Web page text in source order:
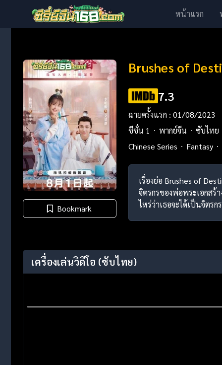
หน้าแรก
Bookmark
Brushes of
7.3
ฉายครั้งแรก : 01/08/2023
ซีซั่น 1
พากย์จีน
ซับไทย
Chinese Series
Fantasy
เรื่องย่อ Brushes of
จิตรกรของพ่อพระเอกสร้
ไหร่ว่าเธอจะได้เป็นจิตรก
เครื่องเล่นวิดีโอ (ซับไทย)